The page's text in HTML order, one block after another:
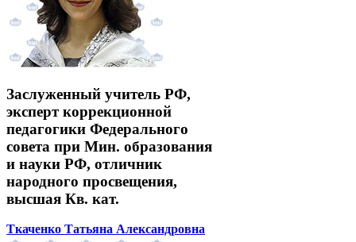
Заслуженный учитель РФ,
эксперт коррекционной
педагогики Федерального
совета при Мин. образования
и науки РФ, отличник
народного просвещения,
высшая Кв. кат.
Ткаченко Татьяна Александровна